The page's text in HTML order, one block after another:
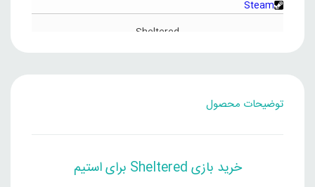
بود.
است.
Steam
Sheltered
توضیحات محصول
خرید بازی Sheltered برای استیم